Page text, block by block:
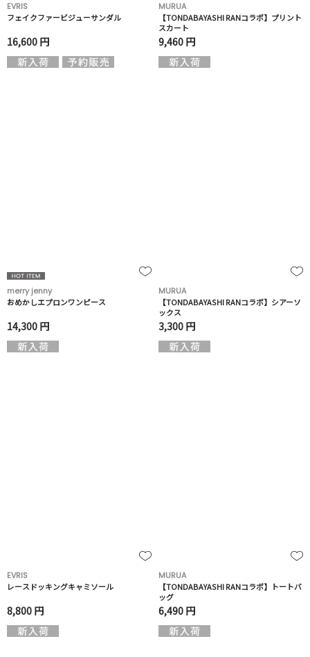
EVRIS
フェイクファービジューサンダル
16,600 円
MURUA
【TONDABAYASHI RANコラボ】プリント
スカート
9,460 円
merry jenny
おめかしエプロンワンピース
14,300 円
MURUA
【TONDABAYASHI RANコラボ】シアーソ
ックス
3,300 円
EVRIS
レースドッキングキャミソール
8,800 円
MURUA
【TONDABAYASHI RANコラボ】トートバ
ッグ
6,490 円